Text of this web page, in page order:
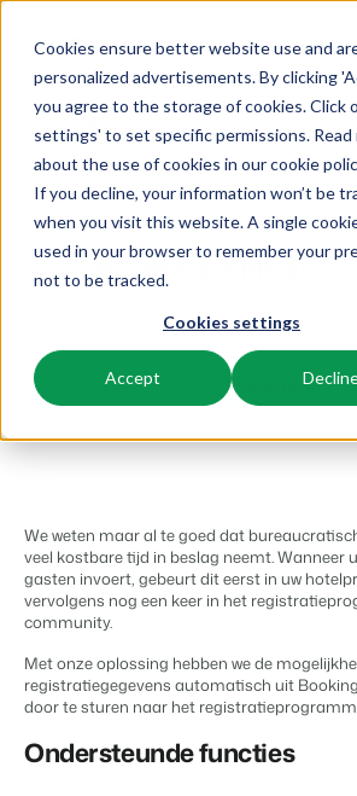
Cookies ensure better website use and
personalized advertisements. By clicking
you agree to the storage of cookies. Click
settings' to set specific permissions. Read
about the use of cookies in our cookie
If you decline, your information won’t be
when you visit this website. A single
used in your browser to remember your
not to be tracked.
Cookies settings
Accept
Platform
BEX PMS
Reserveringssysteem
Beheer alle back office processen.
Adverteer jouw aanbod op een mix van
Integreer jouw favoriete apps en tools.
Business Intelligence
Maak betere keuzes op basis van data.
Eigenaren Management
Bied transparantie aan eigenaren.
Website Integratie
Oplossingen
Booking Experts voor:
Villa's, bungalows, chalets en boomhutten.
Hotelkamers, appartementen, B&Bs en
Ski-, spa-, duik- en golfresorts.
Campings
Kampeerplaatsen, glamping tenten en
Concerns & Groepen
Ketens en individuele merken.
Verhuurorganisaties
Resources
Kennis
BEX Educate | Pro
Blijven leren, blijven leiden in de recreatie.
Blog
Lees over trends in de sector en krijg tips.
Ervaringen
Ervaringen van onze gebruikers.
Kom in contact
Prijzen
Klantverhalen
Voor vakantieparken
Voor campings
Overstappen naar BEX
Login
Prijzen
NL
App Store
Blader door de categorieën
Toegangscontrole
Betaalproviders
Ontvang betalingen
Distributie
Plaats je aanbod op een mix van kanalen
Gasttechnologie
Content Management
Integreer met elk CMS
Facility Management
Stroomlijn je processen
Revenue Management
Optimaliseer jouw prijsbeleid
Compliance
Zorgeloos zaken doen volgens wetgeving
Boekhouding
App Store Compliance Bayerwald-Media
Bayerwald-Media
Geautomatiseerde gastenregistratie
Install app
We weten maar al te goed dat
veel kostbare tijd in beslag neemt. Wanneer
gasten invoert, gebeurt dit eerst in uw
vervolgens nog een keer in het
community.
Met onze oplossing hebben we de
registratiegegevens automatisch uit
door te sturen naar het
Ondersteunde functies